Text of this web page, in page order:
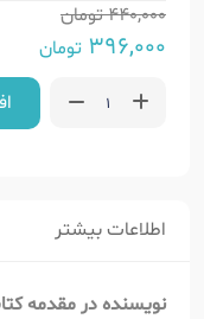
440,000تومان
396,000 تومان
اطلاعات بیشتر
نویسنده در مقدمه